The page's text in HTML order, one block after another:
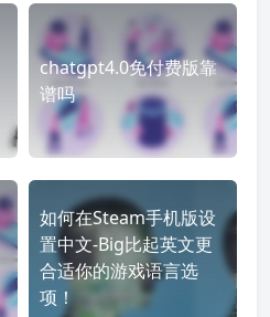
chatgpt4.0免付费版靠
谱吗
如何在Steam手机版设
置中文-Big比起英文更
合适你的游戏语言选
项！